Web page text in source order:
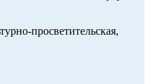
просветительская,